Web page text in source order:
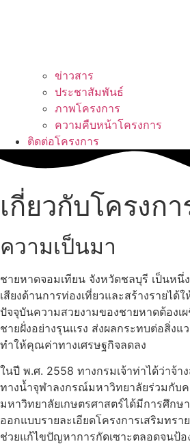
ข่าวสาร
ประชาสัมพันธ์
ภาพโครงการ
ความคืบหน้าโครงการ
ติดต่อโครงการ
เกี่ยวกับโครงกา
ความเป็นมา
ชายหาดจอมเทียน จังหวัดชลบุรี เป็นห
เสียงด้านการท่องเที่ยวและสร้างรายไ
ปัจจุบันความสวยงามของชายหาดต้องเ
ชายฝั่งอย่างรุนแรง ส่งผลกระทบต่อสิ่ง
ทำให้คุณค่าทางเศรษฐกิจลดลง
ในปี พ.ศ. 2558 ทางกรมเจ้าท่าได้ว่าจ้า
ทางน้ำจุฬาลงกรณ์มหาวิทยาลัยร่วมกับ
มหาวิทยาลัยเกษตรศาสตร์ได้มีการศึกษ
ออกแบบรายละเอียดโครงการเสริมทรา
ช่วยแก้ไขปัญหาการกัดเซาะตลอดจนป้